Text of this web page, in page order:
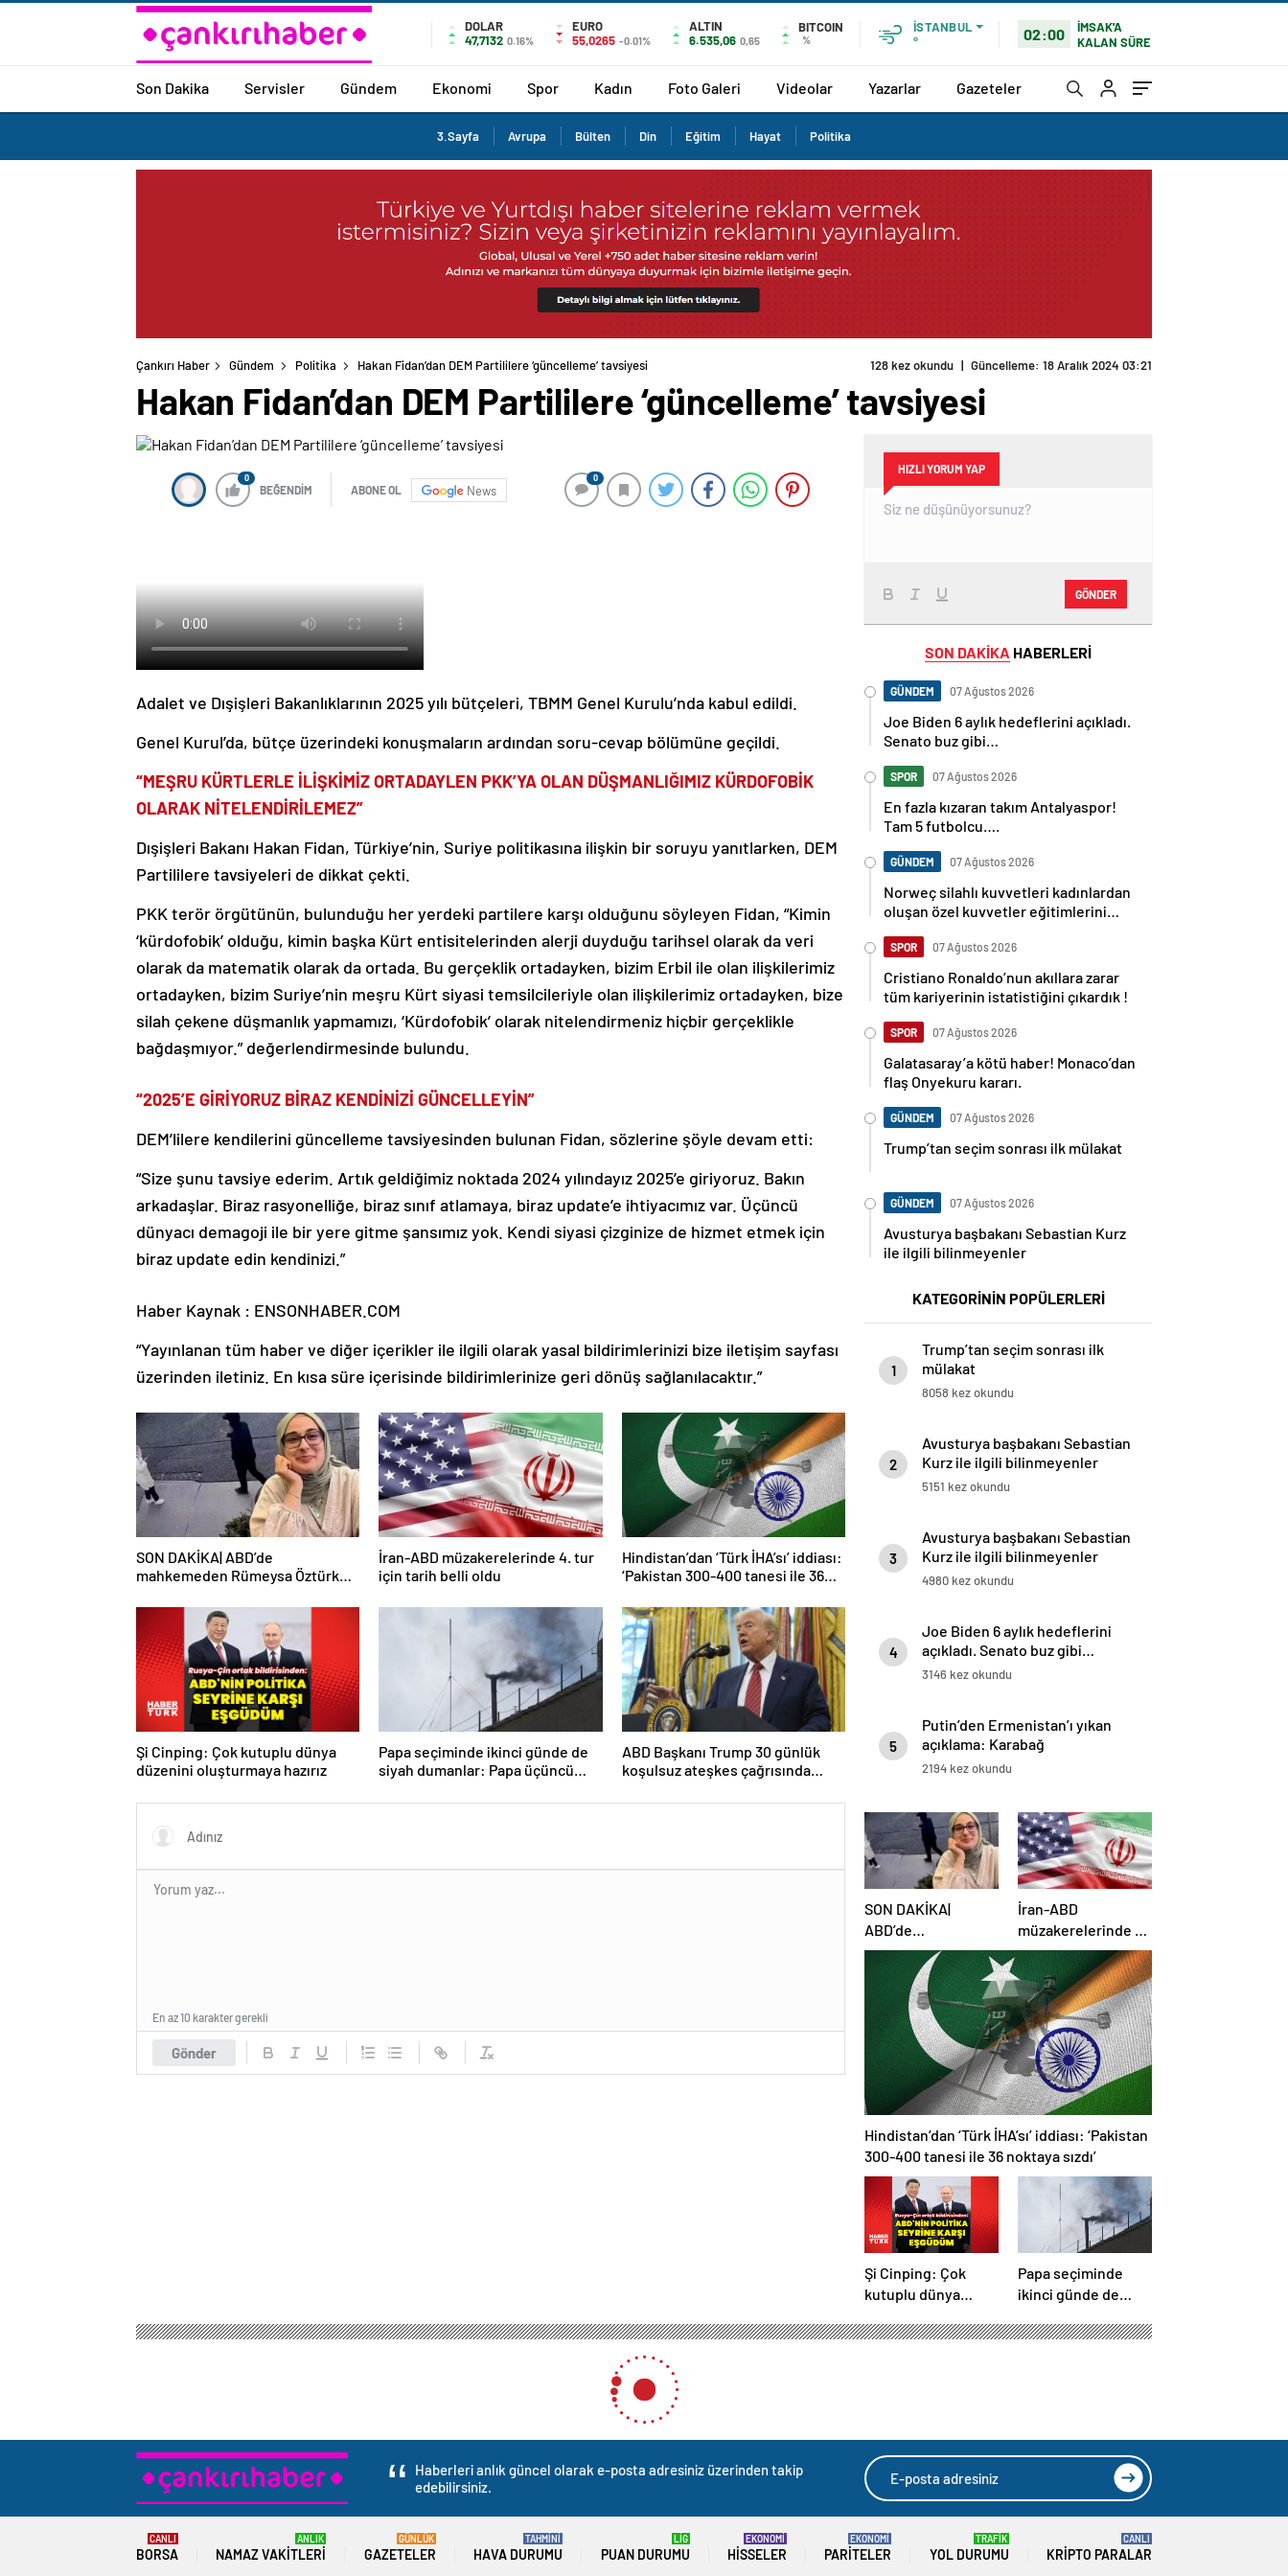
DOLAR
47,7132 0.16%
EURO
55,0265 -0.01%
ALTIN
6.535,06 0,65
BITCOIN
%
İSTANBUL
°
02:00
İMSAK'A
KALAN SÜRE
Son Dakika Servisler Gündem Ekonomi Spor Kadın Foto Galeri Videolar Yazarlar Gazeteler
3.Sayfa Avrupa Bülten Din Eğitim Hayat Politika
Çankırı Haber Gündem Politika Hakan Fidan’dan DEM Partililere ‘güncelleme’ tavsiyesi 128 kez okundu | Güncelleme: 18 Aralık 2024 03:21
Hakan Fidan’dan DEM Partililere ‘güncelleme’ tavsiyesi
0
BEĞENDİM ABONE OL News
0
Adalet ve Dışişleri Bakanlıklarının 2025 yılı bütçeleri, TBMM Genel Kurulu’nda kabul edildi.
Genel Kurul’da, bütçe üzerindeki konuşmaların ardından soru-cevap bölümüne geçildi.
“MEŞRU KÜRTLERLE İLİŞKİMİZ ORTADAYLEN PKK’YA OLAN DÜŞMANLIĞIMIZ KÜRDOFOBİK
OLARAK NİTELENDİRİLEMEZ”
Dışişleri Bakanı Hakan Fidan, Türkiye’nin, Suriye politikasına ilişkin bir soruyu yanıtlarken, DEM
Partililere tavsiyeleri de dikkat çekti.
PKK terör örgütünün, bulunduğu her yerdeki partilere karşı olduğunu söyleyen Fidan, “Kimin
‘kürdofobik’ olduğu, kimin başka Kürt entisitelerinden alerji duyduğu tarihsel olarak da veri
olarak da matematik olarak da ortada. Bu gerçeklik ortadayken, bizim Erbil ile olan ilişkilerimiz
ortadayken, bizim Suriye’nin meşru Kürt siyasi temsilcileriyle olan ilişkilerimiz ortadayken, bize
silah çekene düşmanlık yapmamızı, ‘Kürdofobik’ olarak nitelendirmeniz hiçbir gerçeklikle
bağdaşmıyor.” değerlendirmesinde bulundu.
“2025’E GİRİYORUZ BİRAZ KENDİNİZİ GÜNCELLEYİN”
DEM’lilere kendilerini güncelleme tavsiyesinden bulunan Fidan, sözlerine şöyle devam etti:
“Size şunu tavsiye ederim. Artık geldiğimiz noktada 2024 yılındayız 2025’e giriyoruz. Bakın
arkadaşlar. Biraz rasyonelliğe, biraz sınıf atlamaya, biraz update’e ihtiyacımız var. Üçüncü
dünyacı demagoji ile bir yere gitme şansımız yok. Kendi siyasi çizginize de hizmet etmek için
biraz update edin kendinizi.”
Haber Kaynak : ENSONHABER.COM
“Yayınlanan tüm haber ve diğer içerikler ile ilgili olarak yasal bildirimlerinizi bize iletişim sayfası
üzerinden iletiniz. En kısa süre içerisinde bildirimlerinize geri dönüş sağlanılacaktır.”
SON DAKİKA| ABD’de
mahkemeden Rümeysa Öztürk
İran-ABD müzakerelerinde 4. tur
için tarih belli oldu
Hindistan’dan ‘Türk İHA’sı’ iddiası:
‘Pakistan 300-400 tanesi ile 36
Şi Cinping: Çok kutuplu dünya
düzenini oluşturmaya hazırız
Papa seçiminde ikinci günde de
siyah dumanlar: Papa üçüncü
ABD Başkanı Trump 30 günlük
koşulsuz ateşkes çağrısında
Gönder
En az 10 karakter gerekli
HIZLI YORUM YAP
GÖNDER
SON DAKİKA HABERLERİ
GÜNDEM 07 Ağustos 2026
Joe Biden 6 aylık hedeflerini açıkladı.
Senato buz gibi…
SPOR 07 Ağustos 2026
En fazla kızaran takım Antalyaspor!
Tam 5 futbolcu….
GÜNDEM 07 Ağustos 2026
Norweç silahlı kuvvetleri kadınlardan
oluşan özel kuvvetler eğitimlerini
SPOR 07 Ağustos 2026
Cristiano Ronaldo’nun akıllara zarar
tüm kariyerinin istatistiğini çıkardık !
SPOR 07 Ağustos 2026
Galatasaray’a kötü haber! Monaco’dan
flaş Onyekuru kararı.
GÜNDEM 07 Ağustos 2026
Trump’tan seçim sonrası ilk mülakat
GÜNDEM 07 Ağustos 2026
Avusturya başbakanı Sebastian Kurz
ile ilgili bilinmeyenler
KATEGORİNİN POPÜLERLERİ
1
Trump’tan seçim sonrası ilk
mülakat
8058 kez okundu
2
Avusturya başbakanı Sebastian
Kurz ile ilgili bilinmeyenler
5151 kez okundu
3
Avusturya başbakanı Sebastian
Kurz ile ilgili bilinmeyenler
4980 kez okundu
4
Joe Biden 6 aylık hedeflerini
açıkladı. Senato buz gibi…
3146 kez okundu
5
Putin’den Ermenistan’ı yıkan
açıklama: Karabağ
Azerbaycan’ın ayrılmaz bir
2194 kez okundu
SON DAKİKA|
ABD’de
mahkemeden
Rümeysa Öztürk
kararı: Serbest
bırakıldı!
İran-ABD
müzakerelerinde 4.
tur için tarih belli
oldu
Hindistan’dan ‘Türk İHA’sı’ iddiası: ‘Pakistan
300-400 tanesi ile 36 noktaya sızdı’
Şi Cinping: Çok
kutuplu dünya
oluşturmaya hazırız
Papa seçiminde
ikinci günde de
Papa üçüncü turda
Haberleri anlık güncel olarak e-posta adresiniz üzerinden takip
edebilirsiniz.
BORSA
CANLI
NAMAZ VAKITLERI
ANLIK
GAZETELER
GÜNLÜK
HAVA DURUMU
TAHMİNİ
PUAN DURUMU
LİG
HISSELER
EKONOMİ
PARITELER
EKONOMİ
YOL DURUMU
TRAFİK
KRIPTO PARALAR
CANLI